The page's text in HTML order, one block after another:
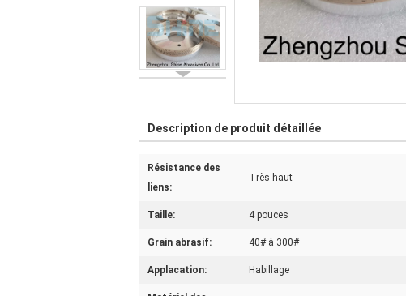
Description de produit détaillée
Résistance des
liens:
Très haut
Taille: 4 pouces
Grain abrasif: 40# à 300#
Applacation: Habillage